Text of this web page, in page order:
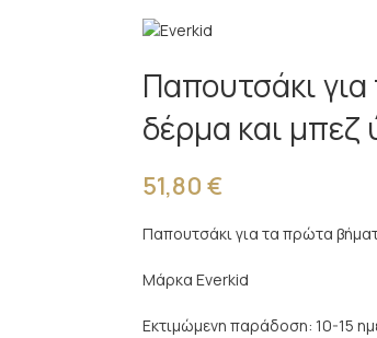
Παπουτσάκι
δέρμα και
51,80 €
Παπουτσάκι για τα πρώτα
Μάρκα Everkid
Εκτιμώμενη παράδοση: 10-15